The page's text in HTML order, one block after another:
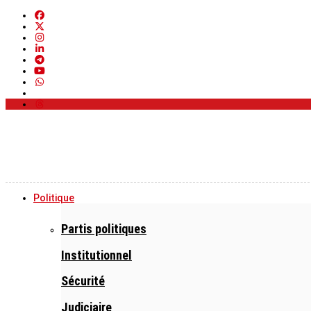
Politique
Partis politiques
Institutionnel
Sécurité
Judiciaire